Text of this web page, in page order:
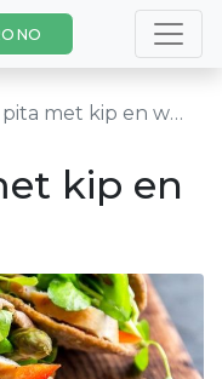
met kip en waterkers
kip en